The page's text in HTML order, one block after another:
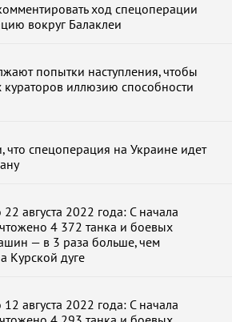
ход спецоперации
вокруг Балаклеи
попытки наступления, чтобы
кураторов иллюзию способности
что спецоперация на Украине идет
августа 2022 года: С начала
4 372 танка и боевых
— в 3 раза больше, чем
Курской дуге
августа 2022 года: С начала